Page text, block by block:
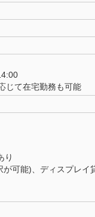
て在宅勤務も可能
り
が可能)、ディスプレイ